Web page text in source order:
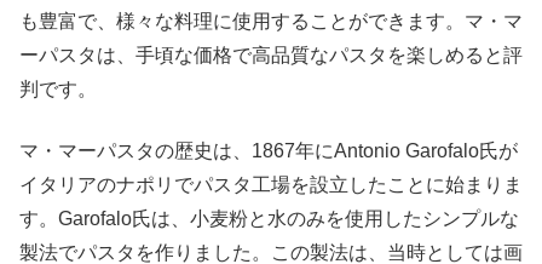
も豊富で、様々な料理に使用することができます。マ・マ
ーパスタは、手頃な価格で高品質なパスタを楽しめると評
判です。
マ・マーパスタの歴史は、1867年にAntonio Garofalo氏が
イタリアのナポリでパスタ工場を設立したことに始まりま
す。Garofalo氏は、小麦粉と水のみを使用したシンプルな
製法でパスタを作りました。この製法は、当時としては画